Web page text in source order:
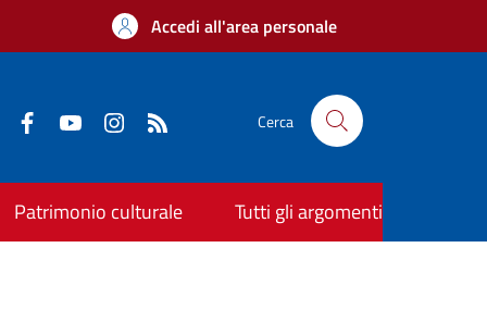
Accedi all'area personale
Cerca
Patrimonio culturale Tutti gli argomenti